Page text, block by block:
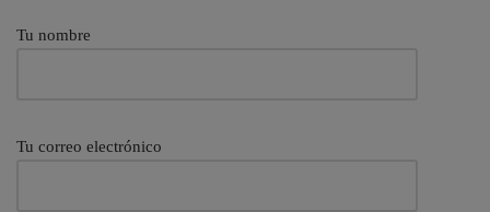
Tu nombre
Tu correo electrónico